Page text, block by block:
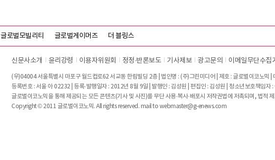
글로벌모빌리티 글로벌게이머즈 더 블링스
신문사소개 윤리강령 이용자위원회 정정∙반론보도 기사제보 광고문의 이메일무단수집
(우)04004 서울특별시 마포구 월드컵로62 서교동 한림빌딩 2층 | 법인명 : (주)그린미디어 | 제호 : 글로벌이코노믹
등록번호 : 서울 아 02232 | 등록·발행일자 : 2012년 8월 9일 | 발행인 : 김성원 | 편집인 : 김성원 | 청소년보호책임자 :
글로벌이코노믹을 통해 제공되는 모든 콘텐츠(기사 및 사진)를 무단 사용·복사·배포시 저작권법에 저촉되며, 법적
Copyright © 2011 글로벌이코노믹. All rights reserved. mail to webmaster@g-enews.com